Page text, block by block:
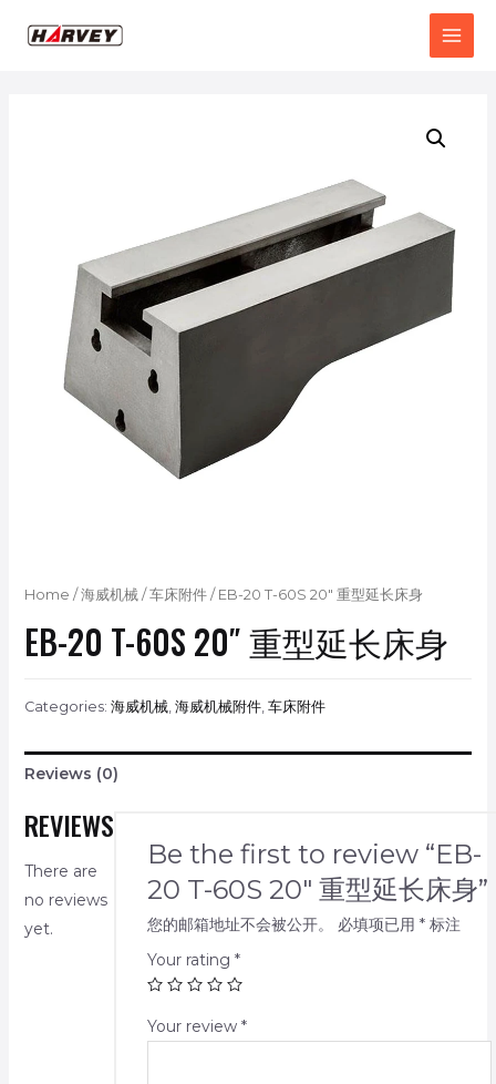
Home / 海威机械/ 车床附件/ EB-20 T-60S 20″ 重型延长床身
EB-20 T-60S 20″ 重型延长床身
Categories: 海威机械, 海威机械附件, 车床附件
Reviews (0)
REVIEWS
There are
no reviews
yet.
Be the first to review “EB-
20 T-60S 20″ 重型延长床身”
您的邮箱地址不会被公开。 必填项已用 *标注
Your rating *
Your review *